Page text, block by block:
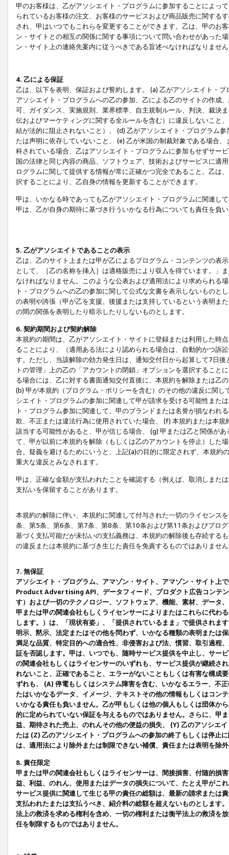
甲のお客様は、乙がアソシエイト・プログラムに参加することによっ
られているお客様の注文、お客様のサービスおよび商品販売に関する
され、甲はいつでもこれらを変更することができます。乙は、甲のお
ン・サイトとの相互の関係に関する事項について問い合わせがあった
ン・サイト上の連絡先案内に従うべきである旨述べなければなりませ
4. 乙による保証
乙は、以下を表明、保証および誓約します。 (a) 乙がアソシエイト・
アソシエイト・プログラムへの乙の参加、乙による乙のサイトの作成
可、ガイダンス、実施規則、業界標準、自主規制ルール、判決、裁決
伝およびマーケティングに関する全ルールを含む）に違反しないこと
結が法的に阻止されないこと）、 (d) 乙がアソシエイト・プログラム
たは声明に依存していないこと、 (e) 乙が米国の制裁対象である場合
科されている場合、乙はアソシエイト・プログラムに参加もせずサー
国の法律と同じ内容の商品、ソフトウェア、技術およびサービスに適
ログラムに関して提供する情報が常に正確かつ完全であること。乙は
択することにより、乙自身の情報を更新することができます。
甲は、いかなる時であっても乙がアソシエイト・プログラムに関連し
甲は、乙が自身の期待に基づき行ういかなる行為についても責任を負
5. 乙がアソシエイトであることの表示
乙は、乙のサイト上または甲が乙によるプログラム・コンテンツの表
として、［乙の名称を挿入］は適格販売により収入を得ています。」
なければなりません。このような公表および適用法により求められる
ト・プログラムへの乙の参加に関して公式な文書を表示しないもの
の表明や誇張（甲が乙を支援、後援または支持しているという表明ま
の間の関係を表明したり暗示したりしないものとします。
6. 契約期間および契約解除
本規約の期間は、乙がアソシエイト・サイトに登録または利用した時
ることにより、（適用ある法により認められる場合は、自動的かつ訴
す。ただし、当該解除の効力発生日は、通知交付日から起算して7日
トの管理」上の乙の「アカウントの閉鎖」オプションを選択するこ
る場合には、乙に対する書面通知交付直後に、本規約を解除または乙
(b) 甲が本規約（プログラム・ポリシーを含む）のその他の違反に関
シエイト・プログラムの参加に関連して甲が請求を受ける可能性また
ト・プログラム参加に関連して、甲のブランドまたは名誉が損なわれ
欺、不正または違法行為に使用されていた場合、 (f) 本規約または本
該当する可能性があると、甲が信じる場合、 (g) 甲または乙と関係が
て、甲が以前に本規約を解除（もしくは乙のアカウントを停止）した
合。疑義を避けるためにいうと、上記(a)の目的に限定されず、本規
重大な違反とみなされます。
甲は、正確な金額が支払われたことを確認する（例えば、取消しまた
支払いを保留することがあります。
本規約の解除に伴い、本規約に関連して付与された一切のライセンス
条、第5条、第6条、第7条、第8条、第10条および第11条およびプロ
基づく支払可能だが未払いの支払義務は、本規約の解除後も存続する
の違反または本規約に基づき生じた責任を免責するものではありませ
7. 無保証
アソシエイト・プログラム、アマゾン・サイト、アマゾン・サイト上
Product Advertising API、データフィード、プロダクト広告コンテ
す）および一切のテクノロジー、ソフトウェア、機能、素材、データ
甲または甲の関連会社もしくライセンサーによりまたはこれらに代わ
します。）は、「現状有姿」、「提供されているまま」で提供されま
明示、黙示、法定またはその他を問わず、いかなる種類の表明または
満足な品質、特定目的への適合性、非侵害および法、慣習、取引過程
証を否認します。甲は、いつでも、随時サービス提供を中止し、サー
の関連会社もしくはライセンサーのいずれも、サービス提供が継続さ
れないこと、正確であること、エラーがないこともしくは有害な構成
ずれも、 (A) 停電もしくはシステム障害を含む、いかなるエラー、不
たはいかなるデータ、イメージ、テキストその他の情報もしくはコン
いかなる責任も負いません。乙が甲もしくは他の個人もしくは団体か
的に定められていない保証を与えるものではありません。さらに、甲
益、期待された売上、のれんその他の便益の損失、 (Y) 乙のアソシエ
たは (Z) 乙のアソシエイト・プログラムへの参加の終了もしくは停止
は、適用法により除外または制限できない補償、責任または表明を除
8. 責任限定
甲または甲の関連会社もしくはライセンサーは、間接損害、付随的損
益、利益、のれん、使用またはデータの損失について、たとえ甲がこ
サービス提供に関連して生じる甲の責任の総額は、最新の請求または
支払われたまたは支払うべき、紹介料の総額を超えないものとします
法上の救済を求める権利を含め、一切の権利または衡平法上の救済を
任を制限するものではありません。